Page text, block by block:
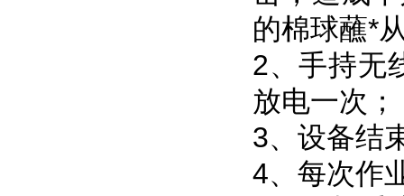
的棉球蘸*
2、手持无
放电一次；
3、设备结
4、每次作